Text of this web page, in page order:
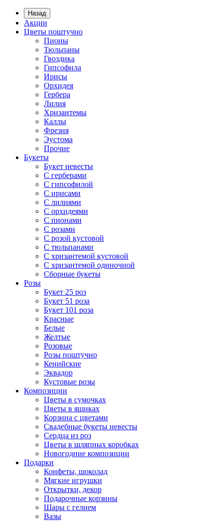
Назад
Акции
Цветы поштучно
Пионы
Тюльпаны
Гвоздика
Гипсофила
Ирисы
Орхидея
Гербера
Лилия
Хризантемы
Каллы
Фрезия
Эустома
Прочие
Букеты
Букет невесты
С герберами
С гипсофилой
С ирисами
С лилиями
С орхидеями
С пионами
С розами
С розой кустовой
С тюльпанами
С хризантемой кустовой
С хризантемой одиночной
Сборные букеты
Розы
Букет 25 роз
Букет 51 роза
Букет 101 роза
Красные
Белые
Желтые
Розовые
Розы поштучно
Кенийские
Эквадор
Кустовые розы
Композиции
Цветы в сумочках
Цветы в ящиках
Корзина с цветами
Свадебные букеты невесты
Сердца из роз
Цветы в шляпных коробках
Новогодние композиции
Подарки
Конфеты, шоколад
Мягкие игрушки
Открытки, декор
Подарочные корзины
Шары с гелием
Вазы